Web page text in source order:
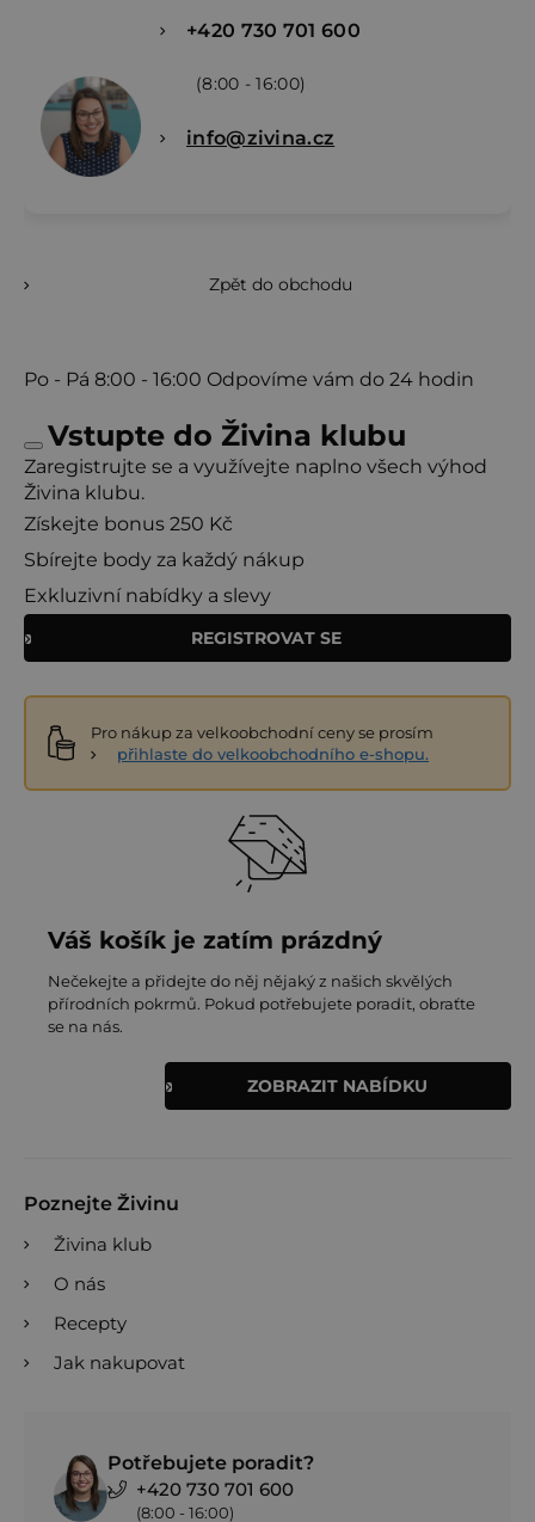
+420 730 701 600
(8:00 - 16:00)
info@zivina.cz
Zpět do obchodu
Po - Pá 8:00 - 16:00 Odpovíme vám do 24 hodin
Vstupte do Živina klubu
Zaregistrujte se a využívejte naplno všech výhod
Živina klubu.
Získejte bonus 250 Kč
Sbírejte body za každý nákup
Exkluzivní nabídky a slevy
REGISTROVAT SE
Pro nákup za velkoobchodní ceny se prosím
přihlaste do velkoobchodního e-shopu.
Váš košík je zatím prázdný
Nečekejte a přidejte do něj nějaký z našich skvělých
přírodních pokrmů. Pokud potřebujete poradit, obraťte
se na nás.
ZOBRAZIT NABÍDKU
Poznejte Živinu
Živina klub
O nás
Recepty
Jak nakupovat
Potřebujete poradit?
+420 730 701 600
(8:00 - 16:00)